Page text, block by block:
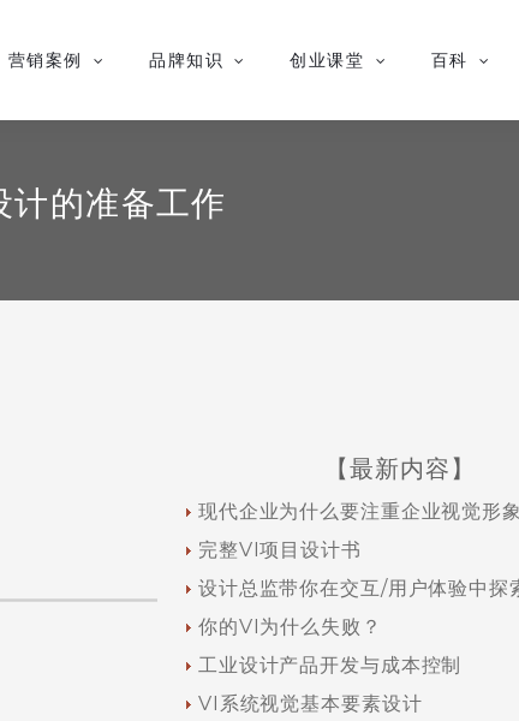
营销案例 品牌知识 创业课堂 百科
的准备工作
【最新内容】
现代企业为什么要注重企业视觉形象
完整VI项目设计书
设计总监带你在交互/用户体验中探
你的VI为什么失败？
工业设计产品开发与成本控制
VI系统视觉基本要素设计